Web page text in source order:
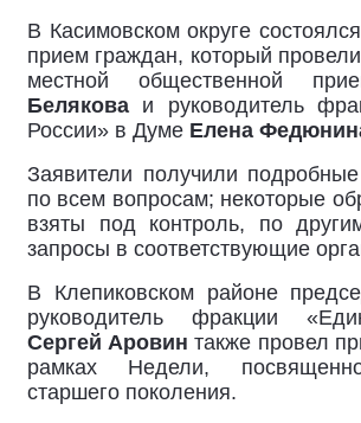
В Касимовском округе
прием граждан, который
местной общественной
Белякова и руководитель
России» в Думе Елена
Заявители получили подробные
по всем вопросам; некоторые
взяты под контроль, по
запросы в соответствующие
В Клепиковском районе
руководитель фракции
Сергей Аровин также провел
рамках Недели,
старшего поколения.